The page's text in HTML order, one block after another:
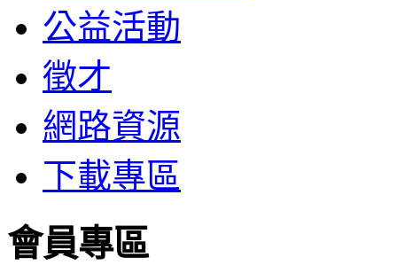
公益活動
徵才
網路資源
下載專區
會員專區